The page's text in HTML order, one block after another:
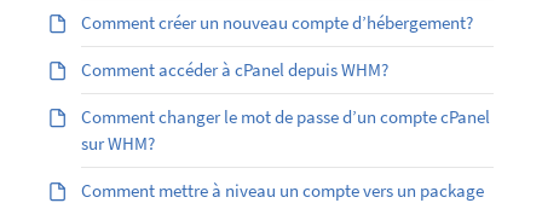
Comment créer un nouveau compte d’hébergement?
Comment accéder à cPanel depuis WHM?
Comment changer le mot de passe d’un compte cPanel
sur WHM?
Comment mettre à niveau un compte vers un package